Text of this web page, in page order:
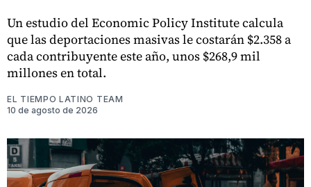
Un estudio del Economic Policy Institute calcula
que las deportaciones masivas le costarán $2.358 a
cada contribuyente este año, unos $268,9 mil
millones en total.
EL TIEMPO LATINO TEAM
10 de agosto de 2026